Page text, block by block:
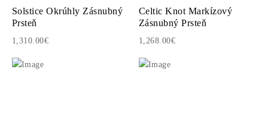
Solstice Okrúhly Zásnubný
Prsteň
1,310.00€
Celtic Knot Markízový
Zásnubný Prsteň
1,268.00€